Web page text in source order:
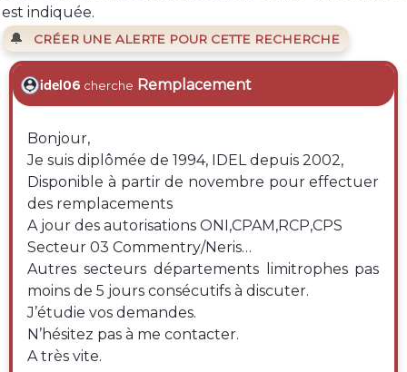
est indiquée.
🔔 CRÉER UNE ALERTE POUR CETTE RECHERCHE
idel06 cherche Remplacement
Bonjour,
Je suis diplômée de 1994, IDEL depuis 2002,
Disponible à partir de novembre pour effectuer
des remplacements
A jour des autorisations ONI,CPAM,RCP,CPS
Secteur 03 Commentry/Neris…
Autres secteurs départements limitrophes pas
moins de 5 jours consécutifs à discuter.
J’étudie vos demandes.
N’hésitez pas à me contacter.
A très vite.